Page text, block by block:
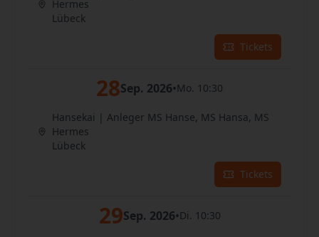
Hermes
Lübeck
Tickets
28Sep. 2026•Mo. 10:30
Hansekai | Anleger MS Hanse, MS Hansa, MS
Hermes
Lübeck
Tickets
29Sep. 2026•Di. 10:30